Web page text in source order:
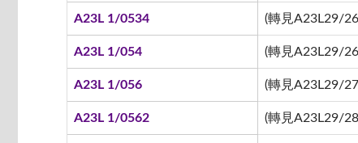
A23L 1/0534 (轉見A23L29/
A23L 1/054 (轉見A23L29/
A23L 1/056 (轉見A23L29/
A23L 1/0562 (轉見A23L29/